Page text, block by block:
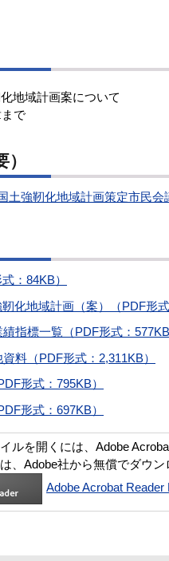
地域計画案について
で
土強靭化地域計画策定市民
：84KB）
化地域計画（案）（PDF形式
指標一覧（PDF形式：577KB
料（PDF形式：2,311KB）
形式：795KB）
形式：697KB）
ルを開くには、Adobe
、Adobe社から無償でダウン
Adobe Acrobat